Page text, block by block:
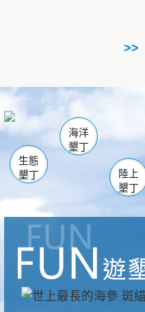
海生館
恆春
龍鑾潭自然中
瓊麻館
關山
白砂
生態
墾丁
海洋
墾丁
陸上
墾丁